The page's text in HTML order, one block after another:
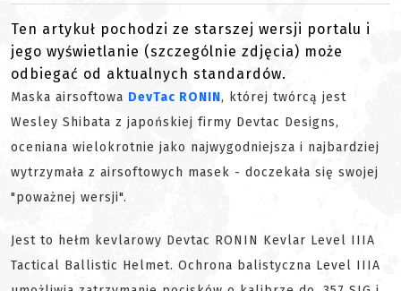
Ten artykuł pochodzi ze starszej wersji portalu i
jego wyświetlanie (szczególnie zdjęcia) może
odbiegać od aktualnych standardów.
Maska airsoftowa DevTac RONIN, której twórcą jest
Wesley Shibata z japońskiej firmy Devtac Designs,
oceniana wielokrotnie jako najwygodniejsza i najbardziej
wytrzymała z airsoftowych masek - doczekała się swojej
"poważnej wersji".
Jest to hełm kevlarowy Devtac RONIN Kevlar Level IIIA
Tactical Ballistic Helmet. Ochrona balistyczna Level IIIA